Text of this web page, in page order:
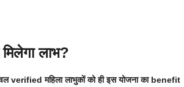
लाभ?
verified महिला लाभुकों को ही इस योजना का benefit